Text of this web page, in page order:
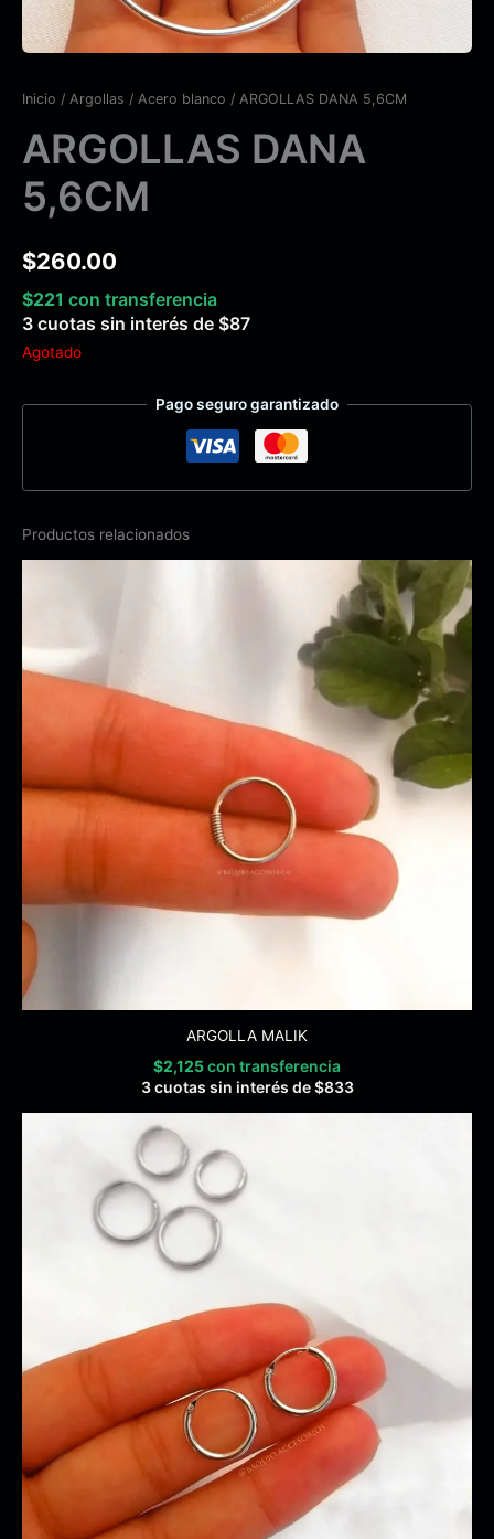
Inicio / Argollas / Acero blanco / ARGOLLAS DANA 5,6CM
ARGOLLAS DANA
5,6CM
$260.00
$221 con transferencia
3 cuotas sin interés de $87
Agotado
Pago seguro garantizado
Productos relacionados
ARGOLLA MALIK
$2,125con transferencia
3 cuotas sin interés de$833